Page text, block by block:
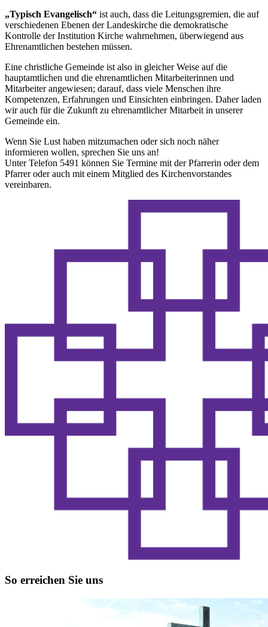
„Typisch Evangelisch“ ist auch, dass die Leitungsgremien, die auf
verschiedenen Ebenen der Landeskirche die demokratische
Kontrolle der Institution Kirche wahrnehmen, überwiegend aus
Ehrenamtlichen bestehen müssen.
Eine christliche Gemeinde ist also in gleicher Weise auf die
hauptamtlichen und die ehrenamtlichen Mitarbeiterinnen und
Mitarbeiter angewiesen; darauf, dass viele Menschen ihre
Kompetenzen, Erfahrungen und Einsichten einbringen. Daher laden
wir auch für die Zukunft zu ehrenamtlicher Mitarbeit in unserer
Gemeinde ein.
Wenn Sie Lust haben mitzumachen oder sich noch näher
informieren wollen, sprechen Sie uns an!
Unter Telefon 5491 können Sie Termine mit der Pfarrerin oder dem
Pfarrer oder auch mit einem Mitglied des Kirchenvorstandes
vereinbaren.
So erreichen Sie uns